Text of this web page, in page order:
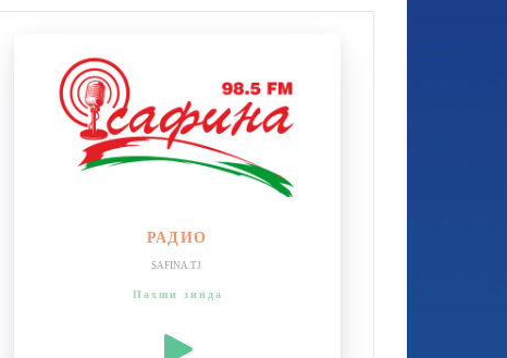
РАДИО
SAFINA.TJ
Пахши зинда